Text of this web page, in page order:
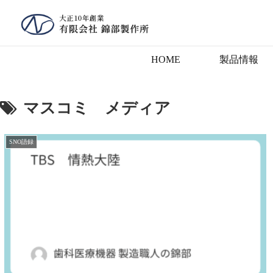
HOME 製品情報
マスコミ メディア
SNO語録